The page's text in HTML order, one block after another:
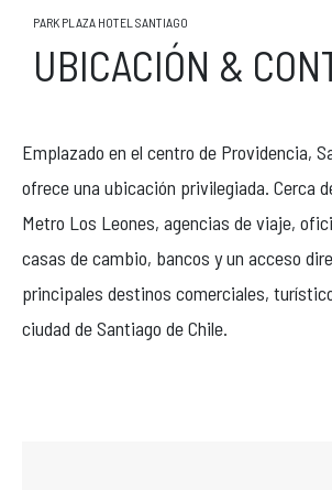
Reservas & Contacto
Si tienes alguna consulta, no dudes en
mensaje. Lo responderemos a la brevedad.
+562 23724000
bookings@parkplaza.cl
Redes sociales
PARK PLAZA HOTEL SANTIAGO
UBICACIÓN &
Emplazado en el centro de Providencia,
ofrece una ubicación privilegiada. Cerca
Metro Los Leones, agencias de viaje,
casas de cambio, bancos y un acceso
principales destinos comerciales,
ciudad de Santiago de Chile.